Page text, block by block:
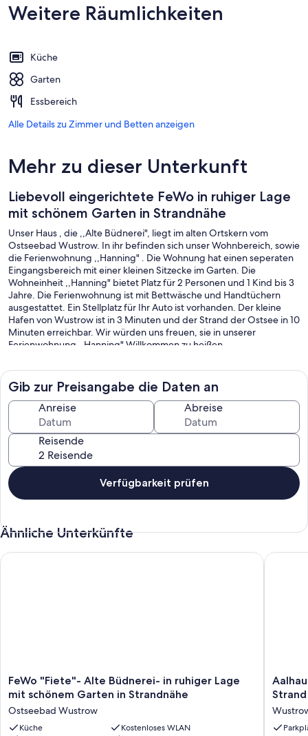
Weitere Räumlichkeiten
Küche
Garten
Essbereich
Alle Details zu Zimmer und Betten anzeigen
Mehr zu dieser Unterkunft
Liebevoll eingerichtete FeWo in ruhiger Lage
mit schönem Garten in Strandnähe
Unser Haus , die ,,Alte Büdnerei", liegt im alten Ortskern vom
Ostseebad Wustrow. In ihr befinden sich unser Wohnbereich, sowie
die Ferienwohnung ,,Hanning" . Die Wohnung hat einen seperaten
Eingangsbereich mit einer kleinen Sitzecke im Garten. Die
Wohneinheit ,,Hanning" bietet Platz für 2 Personen und 1 Kind bis 3
Jahre. Die Ferienwohnung ist mit Bettwäsche und Handtüchern
ausgestattet. Ein Stellplatz für Ihr Auto ist vorhanden. Der kleine
Hafen von Wustrow ist in 3 Minuten und der Strand der Ostsee in 10
Minuten erreichbar. Wir würden uns freuen, sie in unserer
Ferienwohnung ,,Hanning" Willkommen zu heißen.
Lage eine Preisanpassung vornehmen müssen, werden wir Sie
selbstverständlich rechtzeitig darüber informieren.
Gib zur Preisangabe die Daten an
Anreise Abreise
Reisende
Verfügbarkeit prüfen
Ähnliche Unterkünfte
FeWo
"Fiete"-
Büdnerei-
in
FeWo "Fiete"- Alte Büdnerei- in ruhiger Lage
mit schönem Garten in Strandnähe
Ostseebad Wustrow
Küche
Kostenloses WLAN
FeWo "Fiete"- Alte Büdnerei- in ruhiger Lage mit schönem
Aalhaus
zum
Hof
Aalhaus
Strand